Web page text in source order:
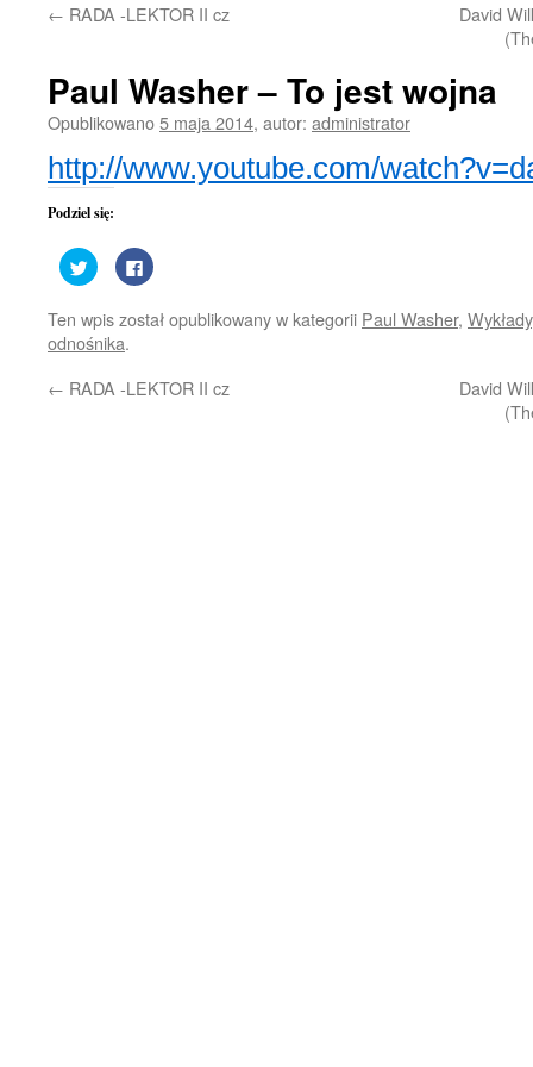
treści
← RADA -LEKTOR II cz
David
Paul Washer – To jest wojna
Opublikowano5 maja 2014, autor: administrator
http://www.youtube.com/
Podziel się:
Udostępnij
na
Twitterze(Otwiera
w
nowym
oknie)
Kliknij,
aby
Facebooku(Otwiera
Ten wpis został opublikowany w kategorii Paul Washer, Wykłady
odnośnika.
← RADA -LEKTOR II cz
David